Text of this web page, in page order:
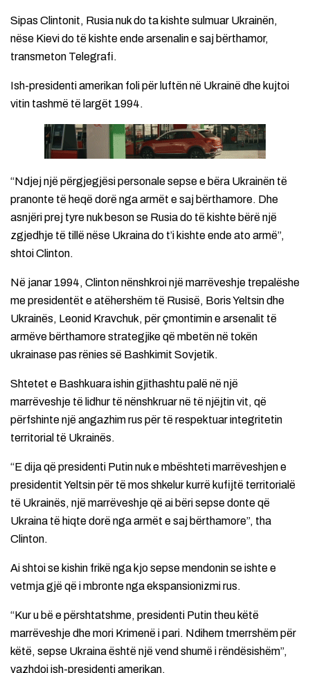
Sipas Clintonit, Rusia nuk do ta kishte sulmuar Ukrainën,
nëse Kievi do të kishte ende arsenalin e saj bërthamor,
transmeton Telegrafi.
Ish-presidenti amerikan foli për luftën në Ukrainë dhe kujtoi
vitin tashmë të largët 1994.
“Ndjej një përgjegjësi personale sepse e bëra Ukrainën të
pranonte të heqë dorë nga armët e saj bërthamore. Dhe
asnjëri prej tyre nuk beson se Rusia do të kishte bërë një
zgjedhje të tillë nëse Ukraina do t’i kishte ende ato armë”,
shtoi Clinton.
Në janar 1994, Clinton nënshkroi një marrëveshje trepalëshe
me presidentët e atëhershëm të Rusisë, Boris Yeltsin dhe
Ukrainës, Leonid Kravchuk, për çmontimin e arsenalit të
armëve bërthamore strategjike që mbetën në tokën
ukrainase pas rënies së Bashkimit Sovjetik.
Shtetet e Bashkuara ishin gjithashtu palë në një
marrëveshje të lidhur të nënshkruar në të njëjtin vit, që
përfshinte një angazhim rus për të respektuar integritetin
territorial të Ukrainës.
“E dija që presidenti Putin nuk e mbështeti marrëveshjen e
presidentit Yeltsin për të mos shkelur kurrë kufijtë territorialë
të Ukrainës, një marrëveshje që ai bëri sepse donte që
Ukraina të hiqte dorë nga armët e saj bërthamore”, tha
Clinton.
Ai shtoi se kishin frikë nga kjo sepse mendonin se ishte e
vetmja gjë që i mbronte nga ekspansionizmi rus.
“Kur u bë e përshtatshme, presidenti Putin theu këtë
marrëveshje dhe mori Krimenë i pari. Ndihem tmerrshëm për
këtë, sepse Ukraina është një vend shumë i rëndësishëm”,
vazhdoi ish-presidenti amerikan.